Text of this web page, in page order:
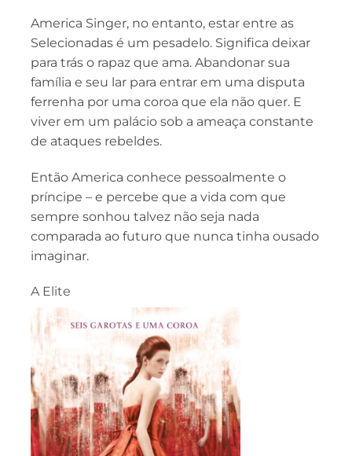
America Singer, no entanto, estar entre as
Selecionadas é um pesadelo. Significa deixar
para trás o rapaz que ama. Abandonar sua
família e seu lar para entrar em uma disputa
ferrenha por uma coroa que ela não quer. E
viver em um palácio sob a ameaça constante
de ataques rebeldes.
Então America conhece pessoalmente o
príncipe – e percebe que a vida com que
sempre sonhou talvez não seja nada
comparada ao futuro que nunca tinha ousado
imaginar.
A Elite